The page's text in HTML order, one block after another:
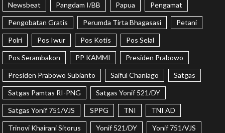
Newsbeat Pangdam I/BB Papua Pengamat
Pengobatan Gratis Perumda Tirta Bhagasasi Petani
Polri Pos Iwur Pos Kotis Pos Selal
Pos Serambakon PP KAMMI Presiden Prabowo
Presiden Prabowo Subianto Saiful Chaniago Satgas
Satgas Pamtas RI-PNG Satgas Yonif 521/DY
Satgas Yonif 751/VJS SPPG TNI TNI AD
Trinovi Khairani Sitorus Yonif 521/DY Yonif 751/VJS